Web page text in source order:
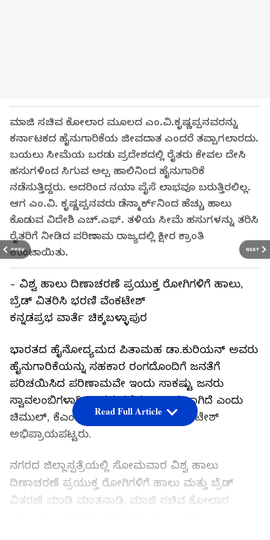
PREV NEXT
ಮಾಜಿ ಸಚಿವ ಕೋಲಾರ ಮೂಲದ ಎಂ.ವಿ.ಕೃಷ್ಣಪ್ಪನವರನ್ನು
ಕರ್ನಾಟಕದ ಹೈನುಗಾರಿಕೆಯ ಜೀವದಾತ ಎಂದರೆ ತಪ್ಪಾಗಲಾರದು.
ಬಯಲು ಸೀಮೆಯ ಬರಡು ಪ್ರದೇಶದಲ್ಲಿ ರೈತರು ಕೇವಲ ದೇಸಿ
ಹಸುಗಳಿಂದ ಸಿಗುವ ಅಲ್ಪ ಹಾಲಿನಿಂದ ಹೈನುಗಾರಿಕೆ
ನಡೆಸುತ್ತಿದ್ದರು. ಅದರಿಂದ ನಯಾ ಪೈಸೆ ಲಾಭವೂ ಬರುತ್ತಿರಲಿಲ್ಲ.
ಆಗ ಎಂ.ವಿ. ಕೃಷ್ಣಪ್ಪನವರು ಡೆನ್ಮಾರ್ಕ್‌ನಿಂದ ಹೆಚ್ಚು ಹಾಲು
ಕೊಡುವ ವಿದೇಶಿ ಎಚ್.ಎಫ್. ತಳಿಯ ಸೀಮೆ ಹಸುಗಳನ್ನು ತರಿಸಿ
ರೈತರಿಗೆ ನೀಡಿದ ಪರಿಣಾಮ ರಾಜ್ಯದಲ್ಲಿ ಕ್ಷೀರ ಕ್ರಾಂತಿ
ಉಂಟಾಯಿತು.
- ವಿಶ್ವ ಹಾಲು ದಿಣಾಚರಣೆ ಪ್ರಯುಕ್ತ ರೋಗಿಗಳಿಗೆ ಹಾಲು,
ಬ್ರೆಡ್ ವಿತರಿಸಿ ಭರಣಿ ವೆಂಕಟೇಶ್
ಕನ್ನಡಪ್ರಭ ವಾರ್ತೆ ಚಿಕ್ಕಬಳ್ಳಾಪುರ
ಭಾರತದ ಹೈನೋದ್ಯಮದ ಪಿತಾಮಹ ಡಾ.ಕುರಿಯನ್‌ ಅವರು
ಹೈನುಗಾರಿಕೆಯನ್ನು ಸಹಕಾರ ರಂಗದೊಂದಿಗೆ ಜನತೆಗೆ
ಪರಿಚಯಿಸಿದ ಪರಿಣಾಮವೇ ಇಂದು ಸಾಕಷ್ಟು ಜನರು
ಸ್ವಾವಲಂಬಿಗಳಾಗಿ ಜೀವನ ನಡೆಸಲು ಸಾಧ್ಯವಾಗಿದೆ ಎಂದು
ಚಿಮುಲ್‌, ಕೆಎಂಎಫ್ ನಿರ್ದೇಶಕ ಭರಣಿ ವೆಂಕಟೇಶ್
ಅಭಿಪ್ರಾಯಪಟ್ಟರು.
ನಗರದ ಜಿಲ್ಲಾಸ್ಪತ್ರೆಯಲ್ಲಿ ಸೋಮವಾರ ವಿಶ್ವ ಹಾಲು
ದಿಣಾಚರಣೆ ಪ್ರಯುಕ್ತ ರೋಗಿಗಳಿಗೆ ಹಾಲು ಮತ್ತು ಬ್ರೆಡ್
ವಿತರಣೆ ಮಾಡಿ ಮಾತನಾಡಿ, ಮಾಜಿ ಸಚಿವ ಕೋಲಾರ
Read Full Article